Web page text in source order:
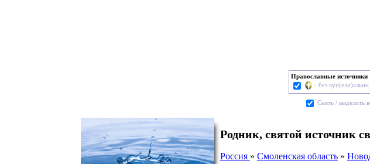
Православные источники
- без куп(ели)альни
Cнять / выделить
Родник, святой источник
Россия » Смоленская область»